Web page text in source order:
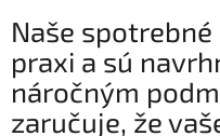
Naše
praxi a sú
náročným
zaručuje, že